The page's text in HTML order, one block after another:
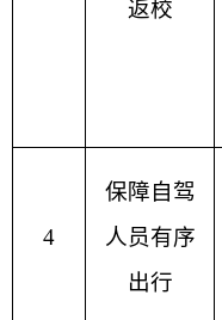
返校
4
保障自驾
人员有序
出行